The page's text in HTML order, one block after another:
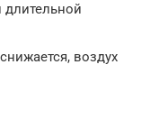
длительной
воздух